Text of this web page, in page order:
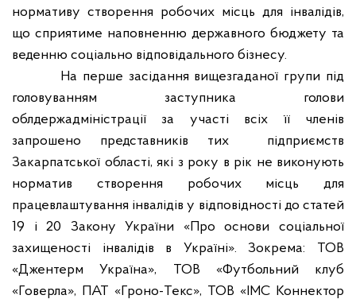
нормативу створення робочих місць для інвалідів,
що сприятиме наповненню державного бюджету та
веденню соціально відповідального бізнесу.
На перше засідання вищезгаданої групи під
головуванням заступника голови
облдержадміністрації за участі всіх її членів
запрошено представників тих
підприємств
Закарпатської області, які з року в рік не виконують
норматив створення робочих місць для
працевлаштування інвалідів у відповідності до статей
19 і 20 Закону України «Про основи соціальної
захищеності інвалідів в Україні».Зокрема: ТОВ
«Джентерм Україна», ТОВ «Футбольний клуб
«Говерла», ПАТ «Гроно-Текс», ТОВ «ІМС Коннектор